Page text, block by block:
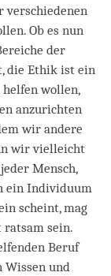
verschiedenen
Ob es nun
der
die Ethik ist ein
wollen,
anzurichten
wir andere
wir vielleicht
Mensch,
ein Individuum
scheint, mag
sein.
Beruf
Wissen und